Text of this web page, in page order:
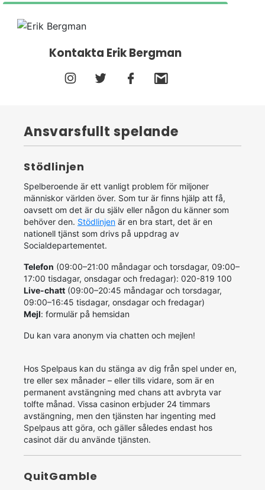
Kontakta Erik Bergman
Ansvarsfullt spelande
Stödlinjen
Spelberoende är ett vanligt problem för miljoner
människor världen över. Som tur är finns hjälp att få,
oavsett om det är du själv eller någon du känner som
behöver den. Stödlinjen är en bra start, det är en
nationell tjänst som drivs på uppdrag av
Socialdepartementet.
Telefon (09:00–21:00 måndagar och torsdagar, 09:00–
17:00 tisdagar, onsdagar och fredagar): 020-819 100
Live-chatt (09:00–20:45 måndagar och torsdagar,
09:00–16:45 tisdagar, onsdagar och fredagar)
Mejl: formulär på hemsidan
Du kan vara anonym via chatten och mejlen!
Hos Spelpaus kan du stänga av dig från spel under en,
tre eller sex månader – eller tills vidare, som är en
permanent avstängning med chans att avbryta var
tolfte månad. Vissa casinon erbjuder 24 timmars
avstängning, men den tjänsten har ingenting med
Spelpaus att göra, och gäller således endast hos
casinot där du använde tjänsten.
QuitGamble